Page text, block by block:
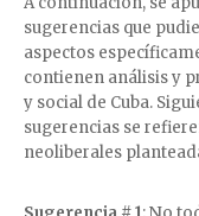
sugerencias que
aspectos
contienen análisis y
y social de Cuba.
sugerencias se
neoliberales